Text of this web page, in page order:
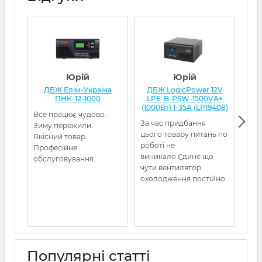
Юрій
ДБЖ Елім-Україна
ПНК-12-1000
Все працює чудово.
Зиму пережили.
Якісний товар.
Професійне
обслуговування.
Юрій
ДБЖ LogicPower 12V
LPE-B-PSW-1500VA+
(1000Вт) 1-35A (LP19408)
За час придбання
цього товару питань по
роботі не
виникало.Єдине що
чути вентилятор
охолодження постійно.
Популярні статті